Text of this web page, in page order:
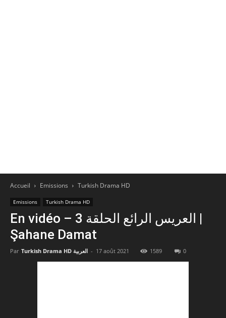
Accueil Emissions Turkish Drama HD
Emissions Turkish Drama HD
En vidéo – العريس الرائع الحلقة 3 |
Şahane Damat
Par Turkish Drama HD العربية - 17 août 2021 1589 0